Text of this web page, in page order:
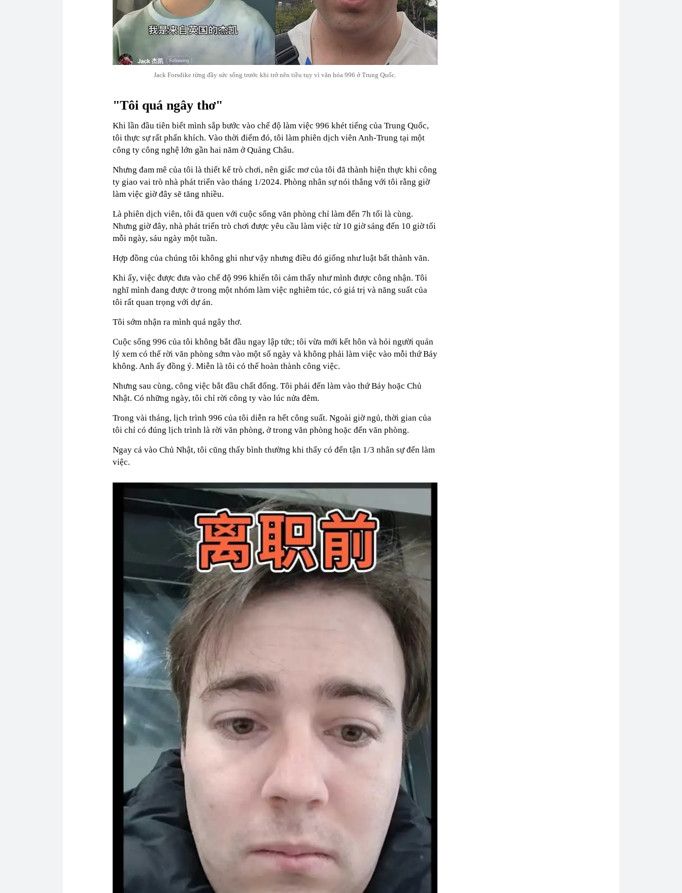
Jack Forsdike từng đầy sức sống trước khi trở nên tiều tụy vì văn hóa 996 ở Trung Quốc.
"Tôi quá ngây thơ"
Khi lần đầu tiên biết mình sắp bước vào chế độ làm việc 996 khét tiếng của Trung Quốc,
tôi thực sự rất phấn khích. Vào thời điểm đó, tôi làm phiên dịch viên Anh-Trung tại một
công ty công nghệ lớn gần hai năm ở Quảng Châu.
Nhưng đam mê của tôi là thiết kế trò chơi, nên giấc mơ của tôi đã thành hiện thực khi công
ty giao vai trò nhà phát triển vào tháng 1/2024. Phòng nhân sự nói thẳng với tôi rằng giờ
làm việc giờ đây sẽ tăng nhiều.
Là phiên dịch viên, tôi đã quen với cuộc sống văn phòng chỉ làm đến 7h tối là cùng.
Nhưng giờ đây, nhà phát triển trò chơi được yêu cầu làm việc từ 10 giờ sáng đến 10 giờ tối
mỗi ngày, sáu ngày một tuần.
Hợp đồng của chúng tôi không ghi như vậy nhưng điều đó giống như luật bất thành văn.
Khi ấy, việc được đưa vào chế độ 996 khiến tôi cảm thấy như mình được công nhận. Tôi
nghĩ mình đang được ở trong một nhóm làm việc nghiêm túc, có giá trị và năng suất của
tôi rất quan trọng với dự án.
Tôi sớm nhận ra mình quá ngây thơ.
Cuộc sống 996 của tôi không bắt đầu ngay lập tức; tôi vừa mới kết hôn và hỏi người quản
lý xem có thể rời văn phòng sớm vào một số ngày và không phải làm việc vào mỗi thứ Bảy
không. Anh ấy đồng ý. Miễn là tôi có thể hoàn thành công việc.
Nhưng sau cùng, công việc bắt đầu chất đống. Tôi phải đến làm vào thứ Bảy hoặc Chủ
Nhật. Có những ngày, tôi chỉ rời công ty vào lúc nửa đêm.
Trong vài tháng, lịch trình 996 của tôi diễn ra hết công suất. Ngoài giờ ngủ, thời gian của
tôi chỉ có đúng lịch trình là rời văn phòng, ở trong văn phòng hoặc đến văn phòng.
Ngay cả vào Chủ Nhật, tôi cũng thấy bình thường khi thấy có đến tận 1/3 nhân sự đến làm
việc.